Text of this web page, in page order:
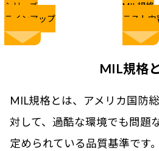
シリーズ
ラインアップ
MIL規格
テスト内
MIL規格
MIL規格とは、アメリカ国防
対して、過酷な環境でも問題
定められている品質基準です。